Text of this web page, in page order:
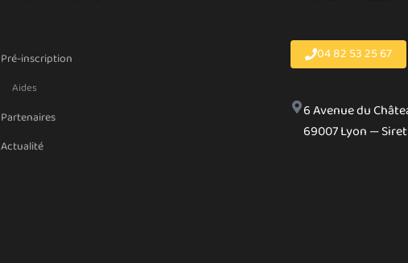
Pré-inscription
Aides
Partenaires
Actualité
04 82 53 25 67
6 Avenue du
69007 Lyon —